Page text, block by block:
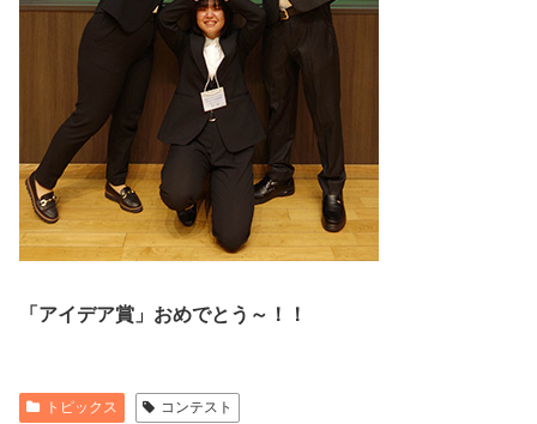
「アイデア賞」おめでとう～！！
トピックス
コンテスト